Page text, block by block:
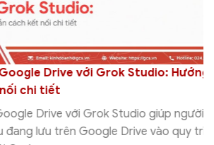
Drive với Grok Studio: Hướng dẫn
tiết
với Grok Studio giúp người dùng
lưu trên Google Drive vào quy trình